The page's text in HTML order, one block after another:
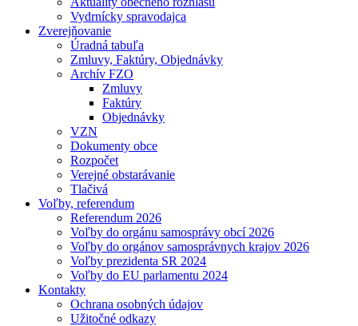
Vydrnícky spravodajca
Zverejňovanie
Úradná tabuľa
Zmluvy, Faktúry, Objednávky
Archív FZO
Zmluvy
Faktúry
Objednávky
VZN
Dokumenty obce
Rozpočet
Verejné obstarávanie
Tlačivá
Voľby, referendum
Referendum 2026
Voľby do orgánu samosprávy obcí 2026
Voľby do orgánov samosprávnych krajov 2026
Voľby prezidenta SR 2024
Voľby do EU parlamentu 2024
Kontakty
Ochrana osobných údajov
Užitočné odkazy